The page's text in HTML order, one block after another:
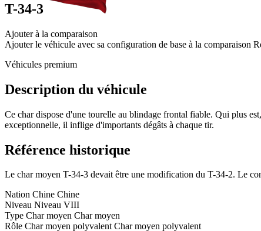
T-34-3
Ajouter à la comparaison
Ajouter le véhicule avec sa configuration de base à la comparaison
Véhicules premium
Description du véhicule
Ce char dispose d'une tourelle au blindage frontal fiable. Qui plus
exceptionnelle, il inflige d'importants dégâts à chaque tir.
Référence historique
Le char moyen T-34-3 devait être une modification du T-34-2. Le
Nation Chine Chine
Niveau Niveau VIII
Type Char moyen Char moyen
Rôle Char moyen polyvalent Char moyen polyvalent